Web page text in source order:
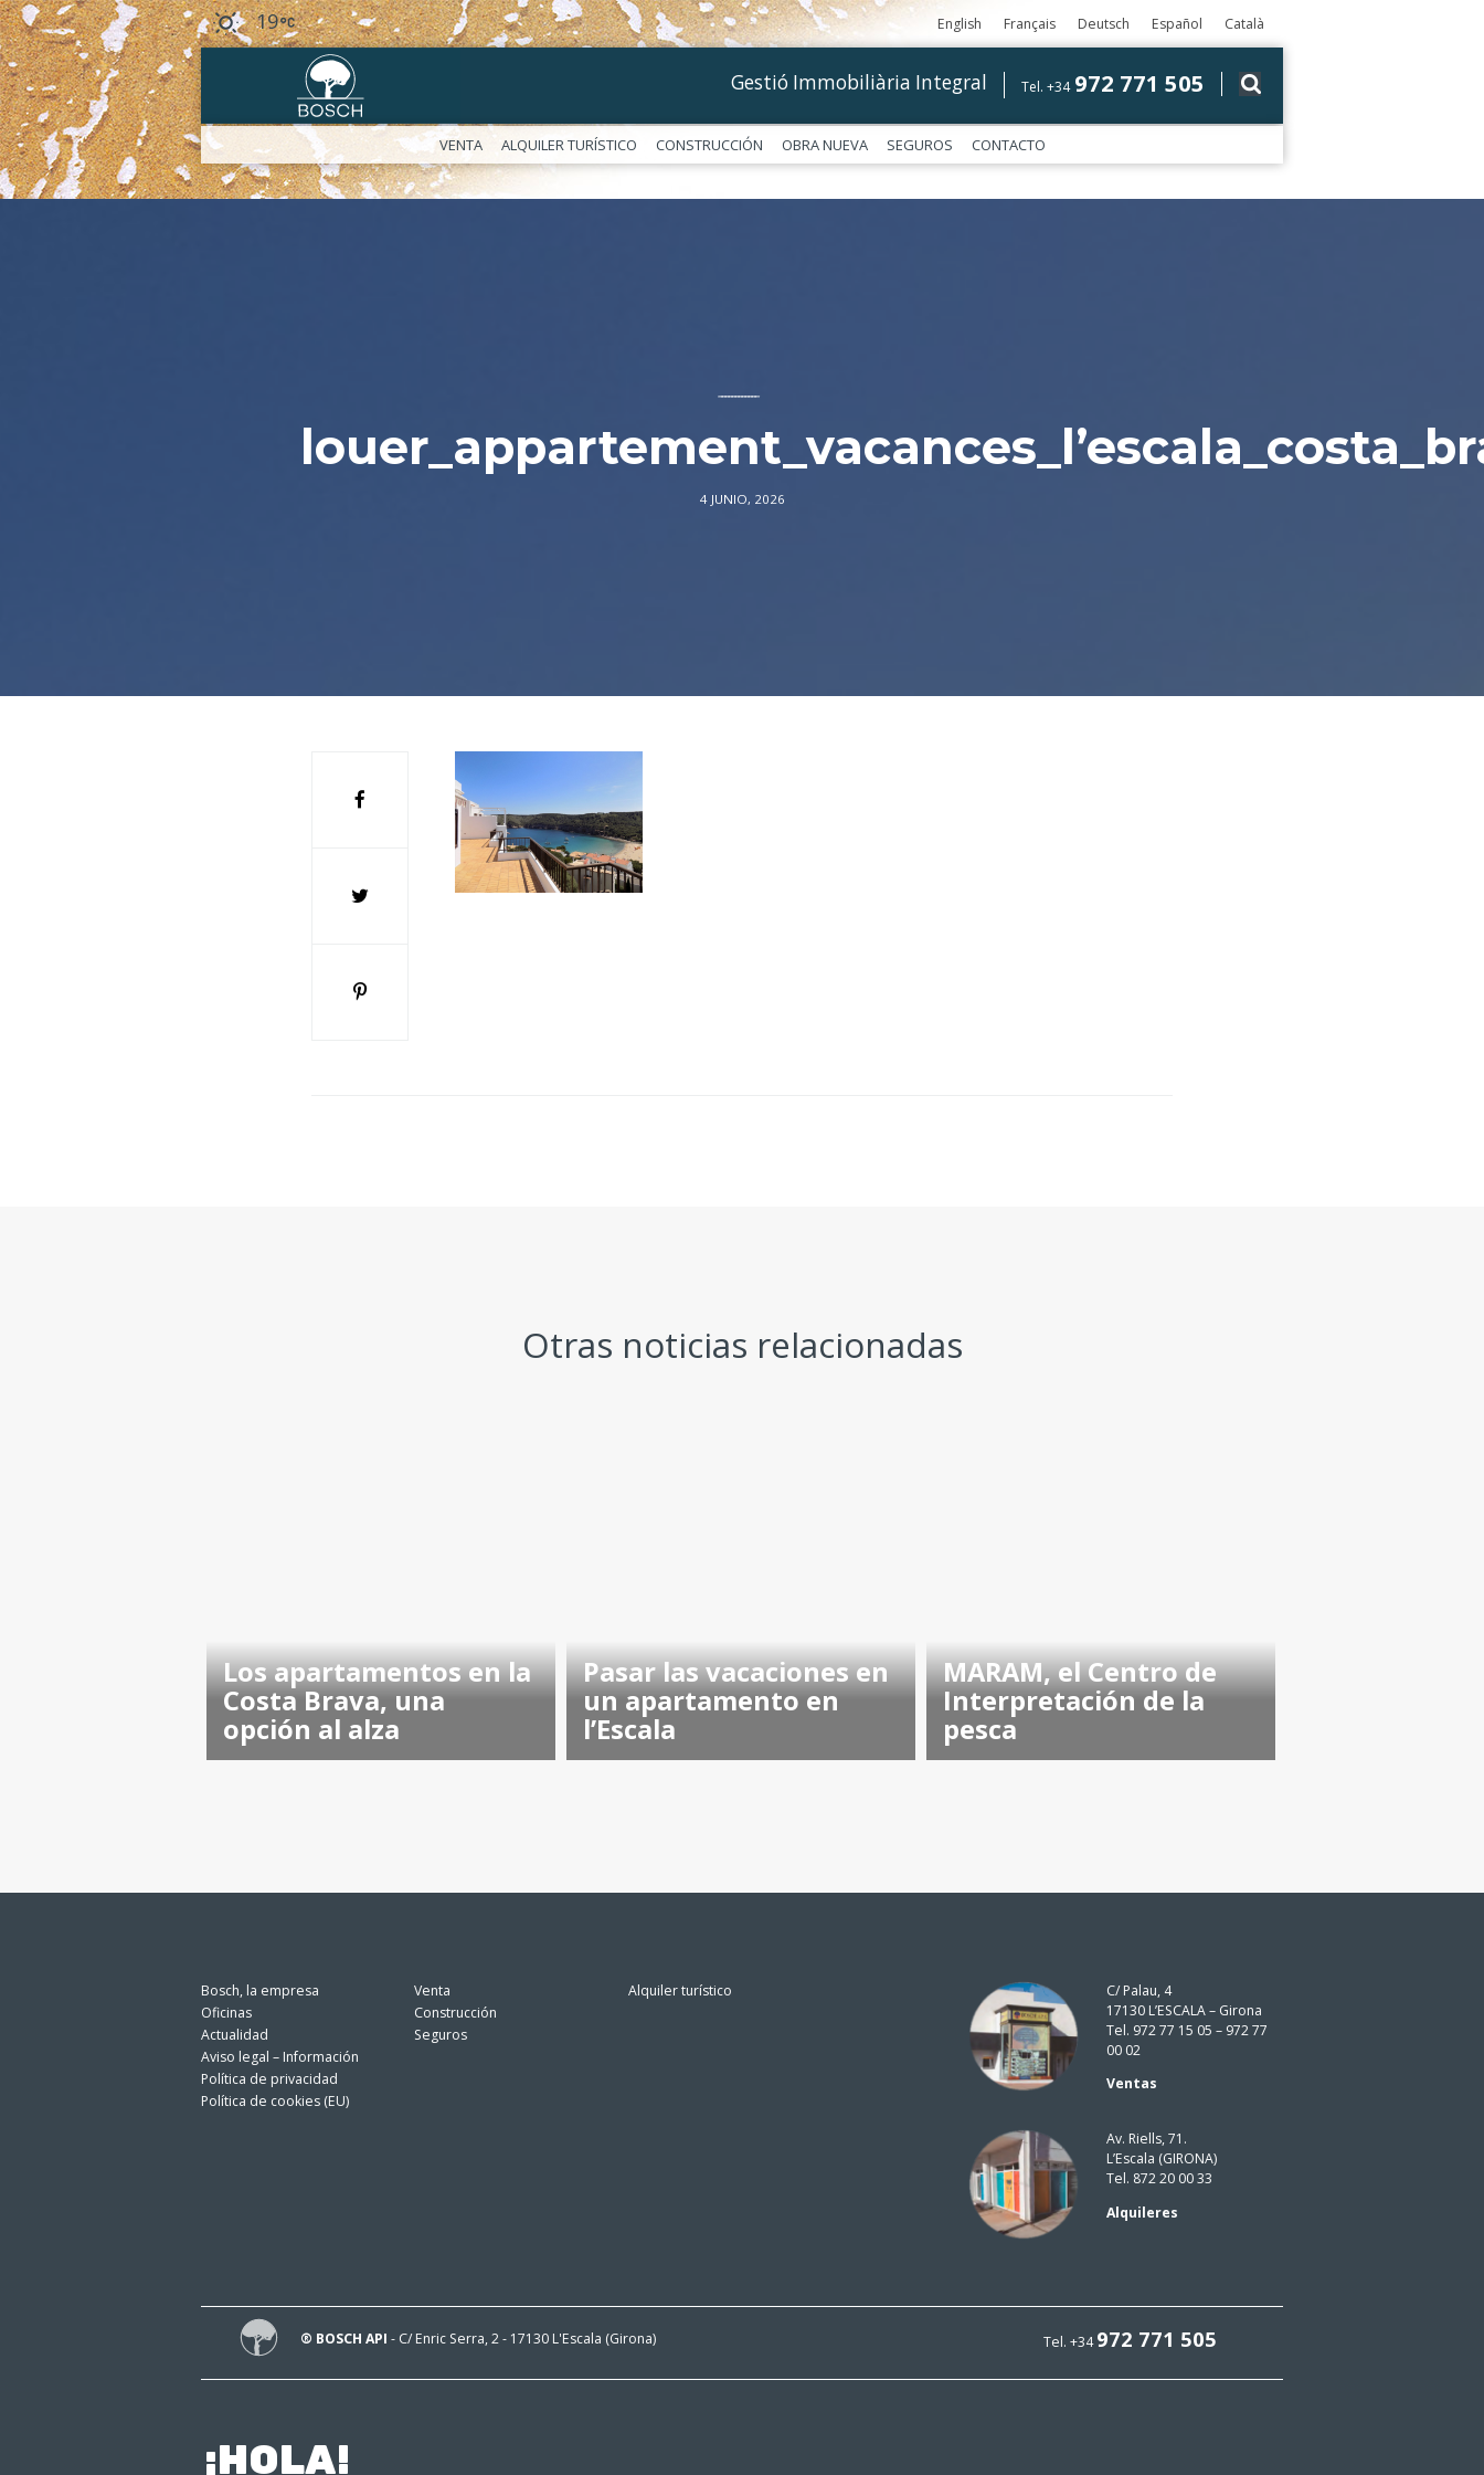
19 English Français Deutsch Español Català
Tel. +34 972 771 505
Gestió Immobiliària Integral
VENTA ALQUILER TURÍSTICO CONSTRUCCIÓN OBRA NUEVA SEGUROS CONTACTO
––––––––––––
4 JUNIO, 2026
Otras noticias relacionadas
Los apartamentos en la
Costa Brava, una
opción al alza
Pasar las vacaciones en
un apartamento en
l’Escala
MARAM, el Centro de
Interpretación de la
pesca
Bosch, la empresa
Oficinas
Actualidad
Aviso legal – Información
Política de privacidad
Política de cookies (EU)
Venta
Construcción
Seguros
Alquiler turístico
C/ Palau, 4
17130 L’ESCALA – Girona
Tel. 972 77 15 05 – 972 77
00 02
Ventas
Av. Riells, 71.
L’Escala (GIRONA)
Tel. 872 20 00 33
Alquileres
Tel. +34972 771 505
® BOSCH API - C/ Enric Serra, 2 - 17130 L'Escala (Girona)
¡HOLA!